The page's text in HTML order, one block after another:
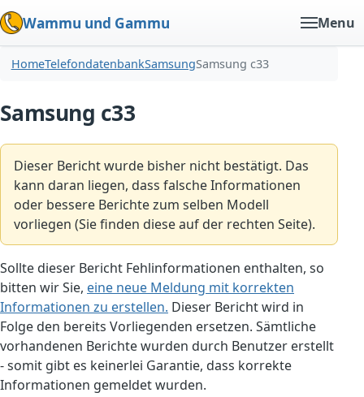
Wammu und Gammu Menu
HomeTelefondatenbankSamsungSamsung c33
Samsung c33
Dieser Bericht wurde bisher nicht bestätigt. Das
kann daran liegen, dass falsche Informationen
oder bessere Berichte zum selben Modell
vorliegen (Sie finden diese auf der rechten Seite).
Sollte dieser Bericht Fehlinformationen enthalten, so
bitten wir Sie, eine neue Meldung mit korrekten
Informationen zu erstellen. Dieser Bericht wird in
Folge den bereits Vorliegenden ersetzen. Sämtliche
vorhandenen Berichte wurden durch Benutzer erstellt
- somit gibt es keinerlei Garantie, dass korrekte
Informationen gemeldet wurden.